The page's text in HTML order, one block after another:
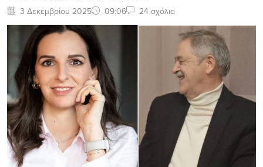
3 Δεκεμβρίου 2025 09:06 24 σχόλια